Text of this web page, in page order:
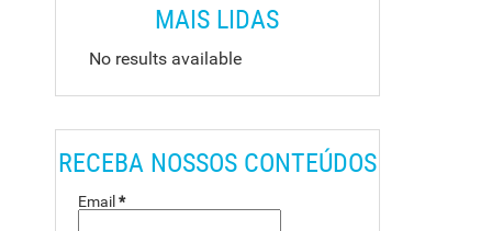
MAIS LIDAS
No results available
RECEBA NOSSOS CONTEÚDOS
Email *